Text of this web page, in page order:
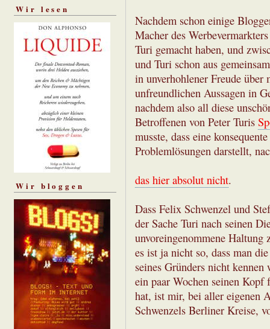
Wir lesen
Wir bloggen
Nachdem schon einige
Macher des
Turi gemacht haben, und
und Turi schon aus
in unverhohlener Freude über
unfreundlichen Aussagen in
nachdem also all diese
Betroffenen von Peter Turis
musste, dass eine konsequente
Problemlösungen darstellt,
das hier absolut nicht.
Dass Felix Schwenzel und
der Sache Turi nach seinen
unvoreingenommene Haltung
es ist ja nicht so, dass man
seines Gründers nicht
ein paar Wochen seinen
hat, ist mir, bei aller eigenen
Schwenzels Berliner Kreise,